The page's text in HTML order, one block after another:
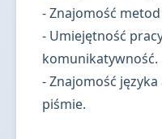
- Znajomość
- Umiejętność
komunikatywność.
- Znajomość
piśmie.